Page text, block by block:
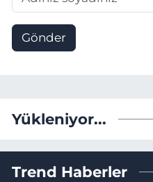
Gönder
Yükleniyor...
Trend Haberler